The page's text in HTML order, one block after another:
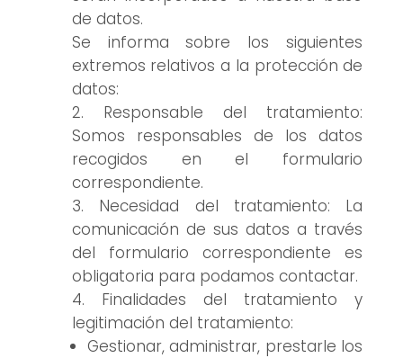
de datos.
Se informa sobre los siguientes
extremos relativos a la protección de
datos:
Responsable del tratamiento:
Somos responsables de los datos
recogidos en el formulario
correspondiente.
Necesidad del tratamiento: La
comunicación de sus datos a través
del formulario correspondiente es
obligatoria para podamos contactar.
Finalidades del tratamiento y
legitimación del tratamiento:
Gestionar, administrar, prestarle los